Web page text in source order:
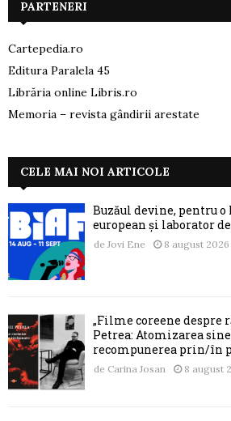
PARTENERI
Cartepedia.ro
Editura Paralela 45
Librăria online Libris.ro
Memoria – revista gândirii arestate
CELE MAI NOI ARTICOLE
Buzăul devine, pentru o
european și laborator
de Jovi Ene 8 august 2026
„Filme coreene despre
Petrea: Atomizarea
recompunerea prin/în
de Carina Josan 8 august